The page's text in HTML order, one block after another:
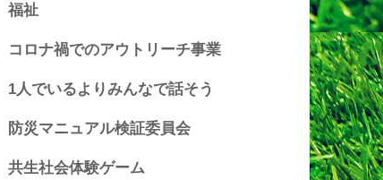
福祉
コロナ禍でのアウトリーチ事業
1人でいるよりみんなで話そう
防災マニュアル検証委員会
共生社会体験ゲーム